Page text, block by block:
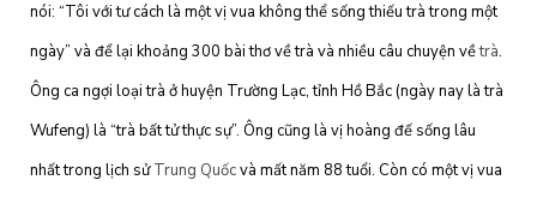
nói: “Tôi với tư cách là một vị vua không thể sống thiếu trà trong một
ngày” và để lại khoảng 300 bài thơ về trà và nhiều câu chuyện vềtrà.
Ông ca ngợi loại trà ở huyện Trường Lạc, tỉnh Hồ Bắc (ngày nay là trà
Wufeng) là “trà bất tử thực sự”. Ông cũng là vị hoàng đế sống lâu
nhất trong lịch sửTrung Quốcvà mất năm 88 tuổi. Còn có một vị vua